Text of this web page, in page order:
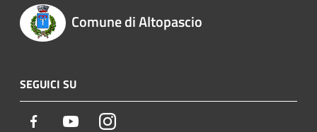
Comune di Altopascio
SEGUICI SU
Facebook YoutubeInstagram